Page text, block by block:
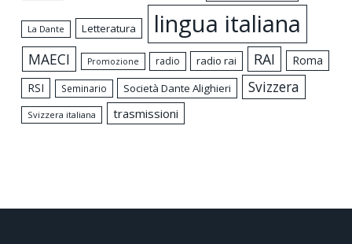
La Dante Letteratura lingua italiana
MAECI Promozione radio radio rai RAI
Roma
RSI
Seminario Società Dante Alighieri Svizzera
Svizzera italiana trasmissioni